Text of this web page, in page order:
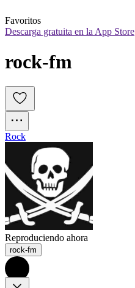
Favoritos
Descarga gratuita en la App Store
rock-fm
Rock
Reproduciendo ahora
rock-fm